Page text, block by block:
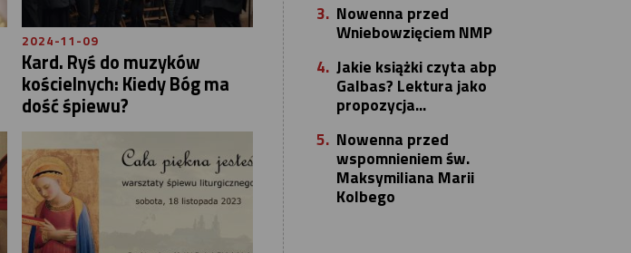
2024-11-09
Kard. Ryś do muzyków
kościelnych: Kiedy Bóg ma
dość śpiewu?
3. Nowenna przed
Wniebowzięciem NMP
4. Jakie książki czyta abp
Galbas? Lektura jako
propozycja...
5. Nowenna przed
wspomnieniem św.
Maksymiliana Marii
Kolbego